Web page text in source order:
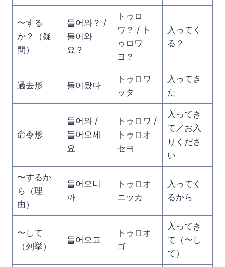
〜する
か？（疑
問）
들어와？ /
들어와
요？
トゥロ
ワ？ / ト
ゥロワ
ヨ？
入ってく
る？
過去形 들어왔다
トゥロワ
ッタ
入ってき
た
命令形
들어와 /
들어오세
요
トゥロワ /
トゥロオ
セヨ
入ってき
て／お入
りくださ
い
〜するか
ら（理
由）
들어오니
까
トゥロオ
ニッカ
入ってく
るから
〜して
（列挙）
들어오고
トゥロオ
ゴ
入ってき
て（〜し
て）